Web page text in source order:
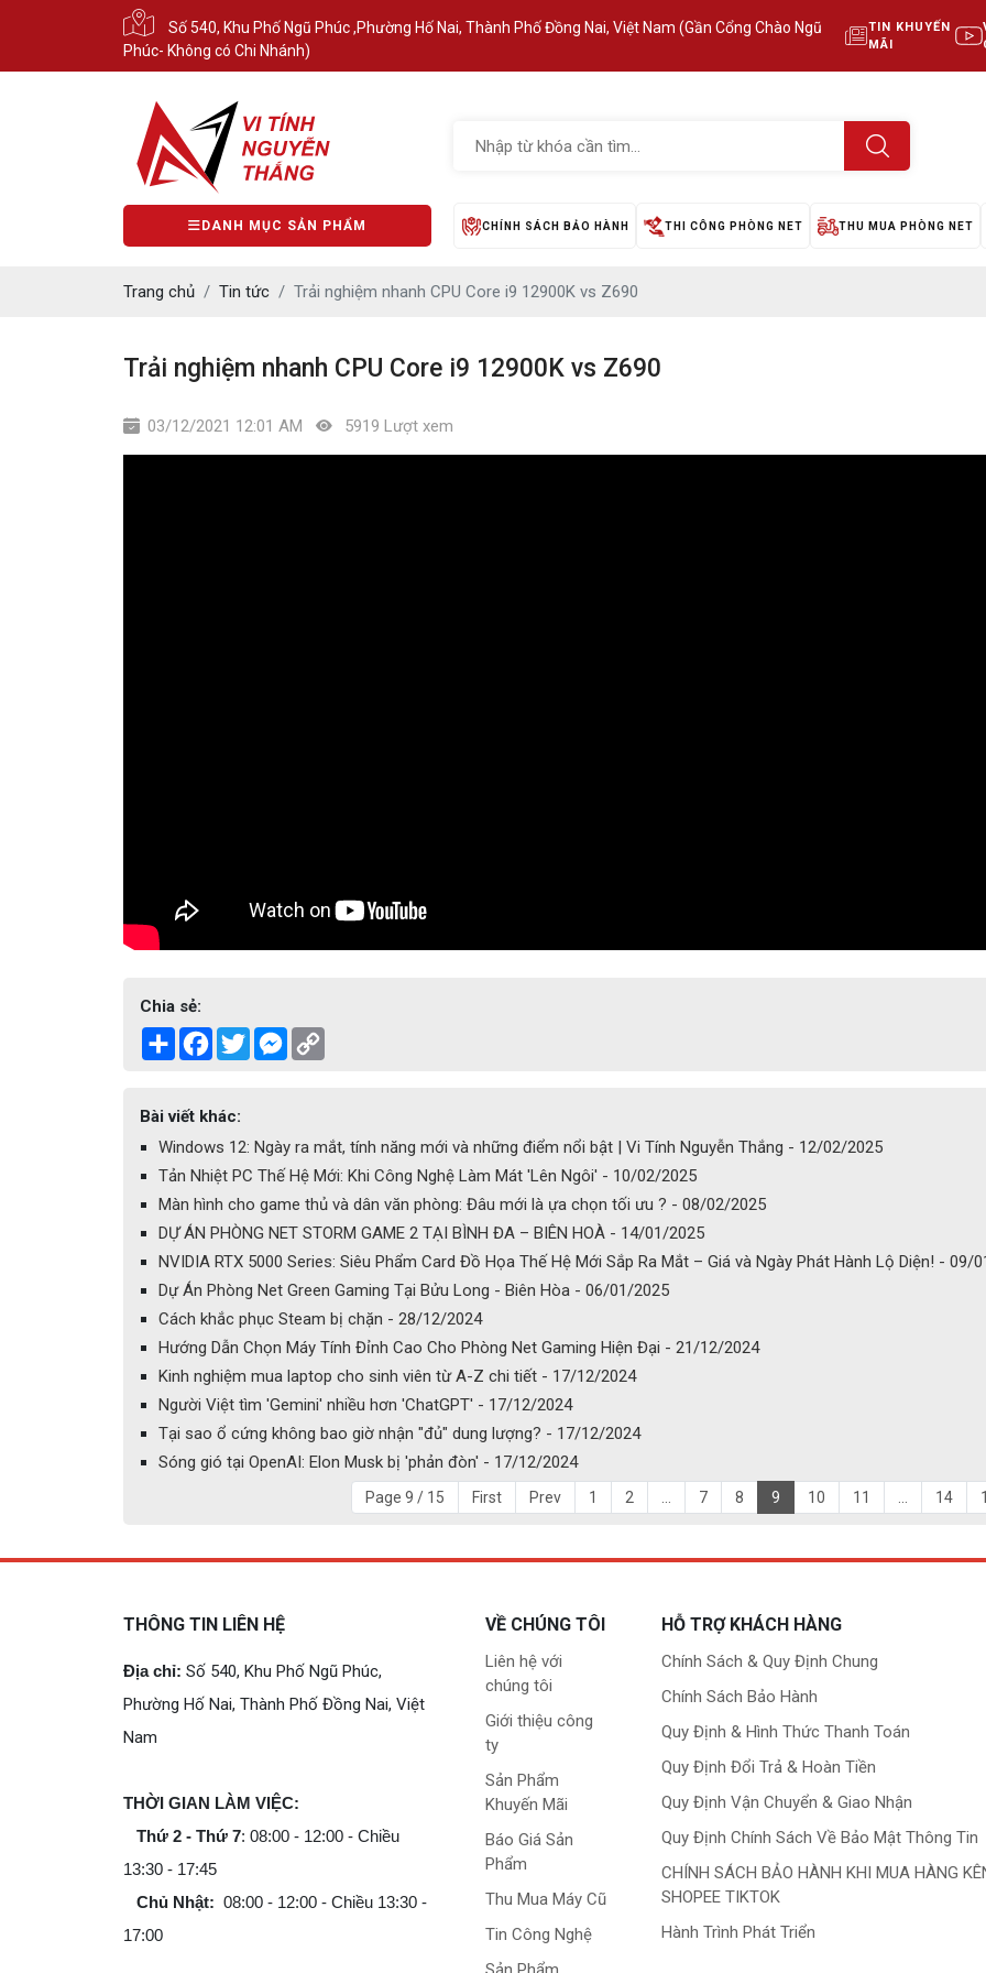
Số 540, Khu Phố Ngũ Phúc ,Phường Hố Nai, Thành Phố Đồng Nai, Việt Nam (Gần Cổng Chào Ngũ
Phúc- Không có Chi Nhánh)
TIN KHUYẾN
MÃI
DANH MỤC SẢN PHẨM CHÍNH SÁCH BẢO HÀNH THI CÔNG PHÒNG NET THU MUA PHÒNG NET
Trang chủ Tin tức Trải nghiệm nhanh CPU Core i9 12900K vs Z690
Trải nghiệm nhanh CPU Core i9 12900K vs Z690
03/12/2021 12:01 AM 5919 Lượt xem
Chia sẻ:
Share Facebook
TwitterMessenger
Bài viết khác:
Windows 12: Ngày ra mắt, tính năng mới và những điểm nổi bật | Vi Tính Nguyễn Thắng - 12/02/2025
Tản Nhiệt PC Thế Hệ Mới: Khi Công Nghệ Làm Mát 'Lên Ngôi' - 10/02/2025
Màn hình cho game thủ và dân văn phòng: Đâu mới là ựa chọn tối ưu ? - 08/02/2025
DỰ ÁN PHÒNG NET STORM GAME 2 TẠI BÌNH ĐA – BIÊN HOÀ - 14/01/2025
NVIDIA RTX 5000 Series: Siêu Phẩm Card Đồ Họa Thế Hệ Mới Sắp Ra Mắt – Giá và Ngày Phát Hành Lộ Diện! - 09/
Dự Án Phòng Net Green Gaming Tại Bửu Long - Biên Hòa - 06/01/2025
Cách khắc phục Steam bị chặn - 28/12/2024
Hướng Dẫn Chọn Máy Tính Đỉnh Cao Cho Phòng Net Gaming Hiện Đại - 21/12/2024
Kinh nghiệm mua laptop cho sinh viên từ A-Z chi tiết - 17/12/2024
Người Việt tìm 'Gemini' nhiều hơn 'ChatGPT' - 17/12/2024
Tại sao ổ cứng không bao giờ nhận "đủ" dung lượng? - 17/12/2024
Sóng gió tại OpenAI: Elon Musk bị 'phản đòn' - 17/12/2024
Page 9 / 15 First Prev 1 2 ... 7 8 9 10 11 ... 14
THÔNG TIN LIÊN HỆ
Địa chỉ: Số 540, Khu Phố Ngũ Phúc,
Phường Hố Nai, Thành Phố Đồng Nai, Việt
Nam
THỜI GIAN LÀM VIỆC:
Thứ 2 - Thứ 7: 08:00 - 12:00 - Chiều
13:30 - 17:45
Chủ Nhật: 08:00 - 12:00 - Chiều 13:30 -
17:00
VỀ CHÚNG TÔI
Liên hệ với
chúng tôi
Giới thiệu công
ty
Sản Phẩm
Khuyến Mãi
Báo Giá Sản
Phẩm
Thu Mua Máy Cũ
Tin Công Nghệ
HỖ TRỢ KHÁCH HÀNG
Chính Sách & Quy Định Chung
Chính Sách Bảo Hành
Quy Định & Hình Thức Thanh Toán
Quy Định Đổi Trả & Hoàn Tiền
Quy Định Vận Chuyển & Giao Nhận
Quy Định Chính Sách Về Bảo Mật Thông Tin
CHÍNH SÁCH BẢO HÀNH KHI MUA HÀNG
SHOPEE TIKTOK
Hành Trình Phát Triển